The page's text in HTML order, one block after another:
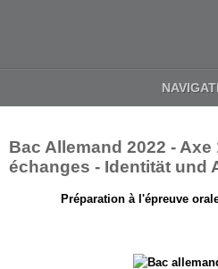
Bac Allemand 2022 -
échanges - Identität und
Préparation à l'épreuve